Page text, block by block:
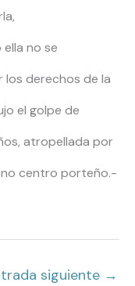
no se
derechos de la
el golpe de
atropellada por
centro porteño.-
siguiente →